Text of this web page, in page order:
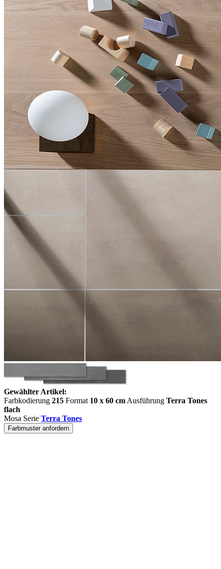
Gewählter Artikel:
Farbkodierung 215 Format 10 x 60 cm Ausführung Terra Tones
flach
Mosa Serie Terra Tones
Farbmuster anfordern